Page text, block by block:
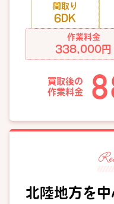
間取り
6DK
作業料金
338,000円
買取後の
作業料金
北陸地方を